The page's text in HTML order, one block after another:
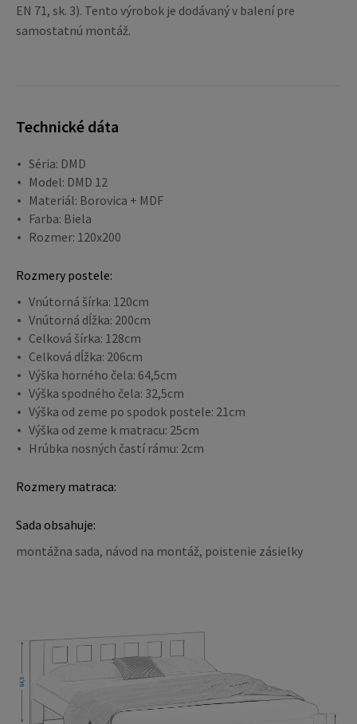
EN 71, sk. 3). Tento výrobok je dodávaný v balení pre
samostatnú montáž.
Technické dáta
Séria: DMD
Model: DMD 12
Materiál: Borovica + MDF
Farba: Biela
Rozmer: 120x200
Rozmery postele:
Vnútorná šírka: 120cm
Vnútorná dĺžka: 200cm
Celková šírka: 128cm
Celková dĺžka: 206cm
Výška horného čela: 64,5cm
Výška spodného čela: 32,5cm
Výška od zeme po spodok postele: 21cm
Výška od zeme k matracu: 25cm
Hrúbka nosných častí rámu: 2cm
Rozmery matraca:
Sada obsahuje:
montážna sada, návod na montáž, poistenie zásielky